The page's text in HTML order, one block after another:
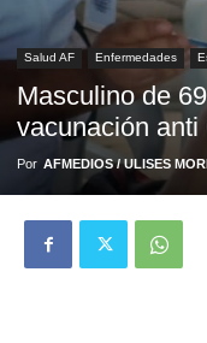
Salud AF Enfermedades
Masculino de
vacunación
Por AFMEDIOS / ULISES